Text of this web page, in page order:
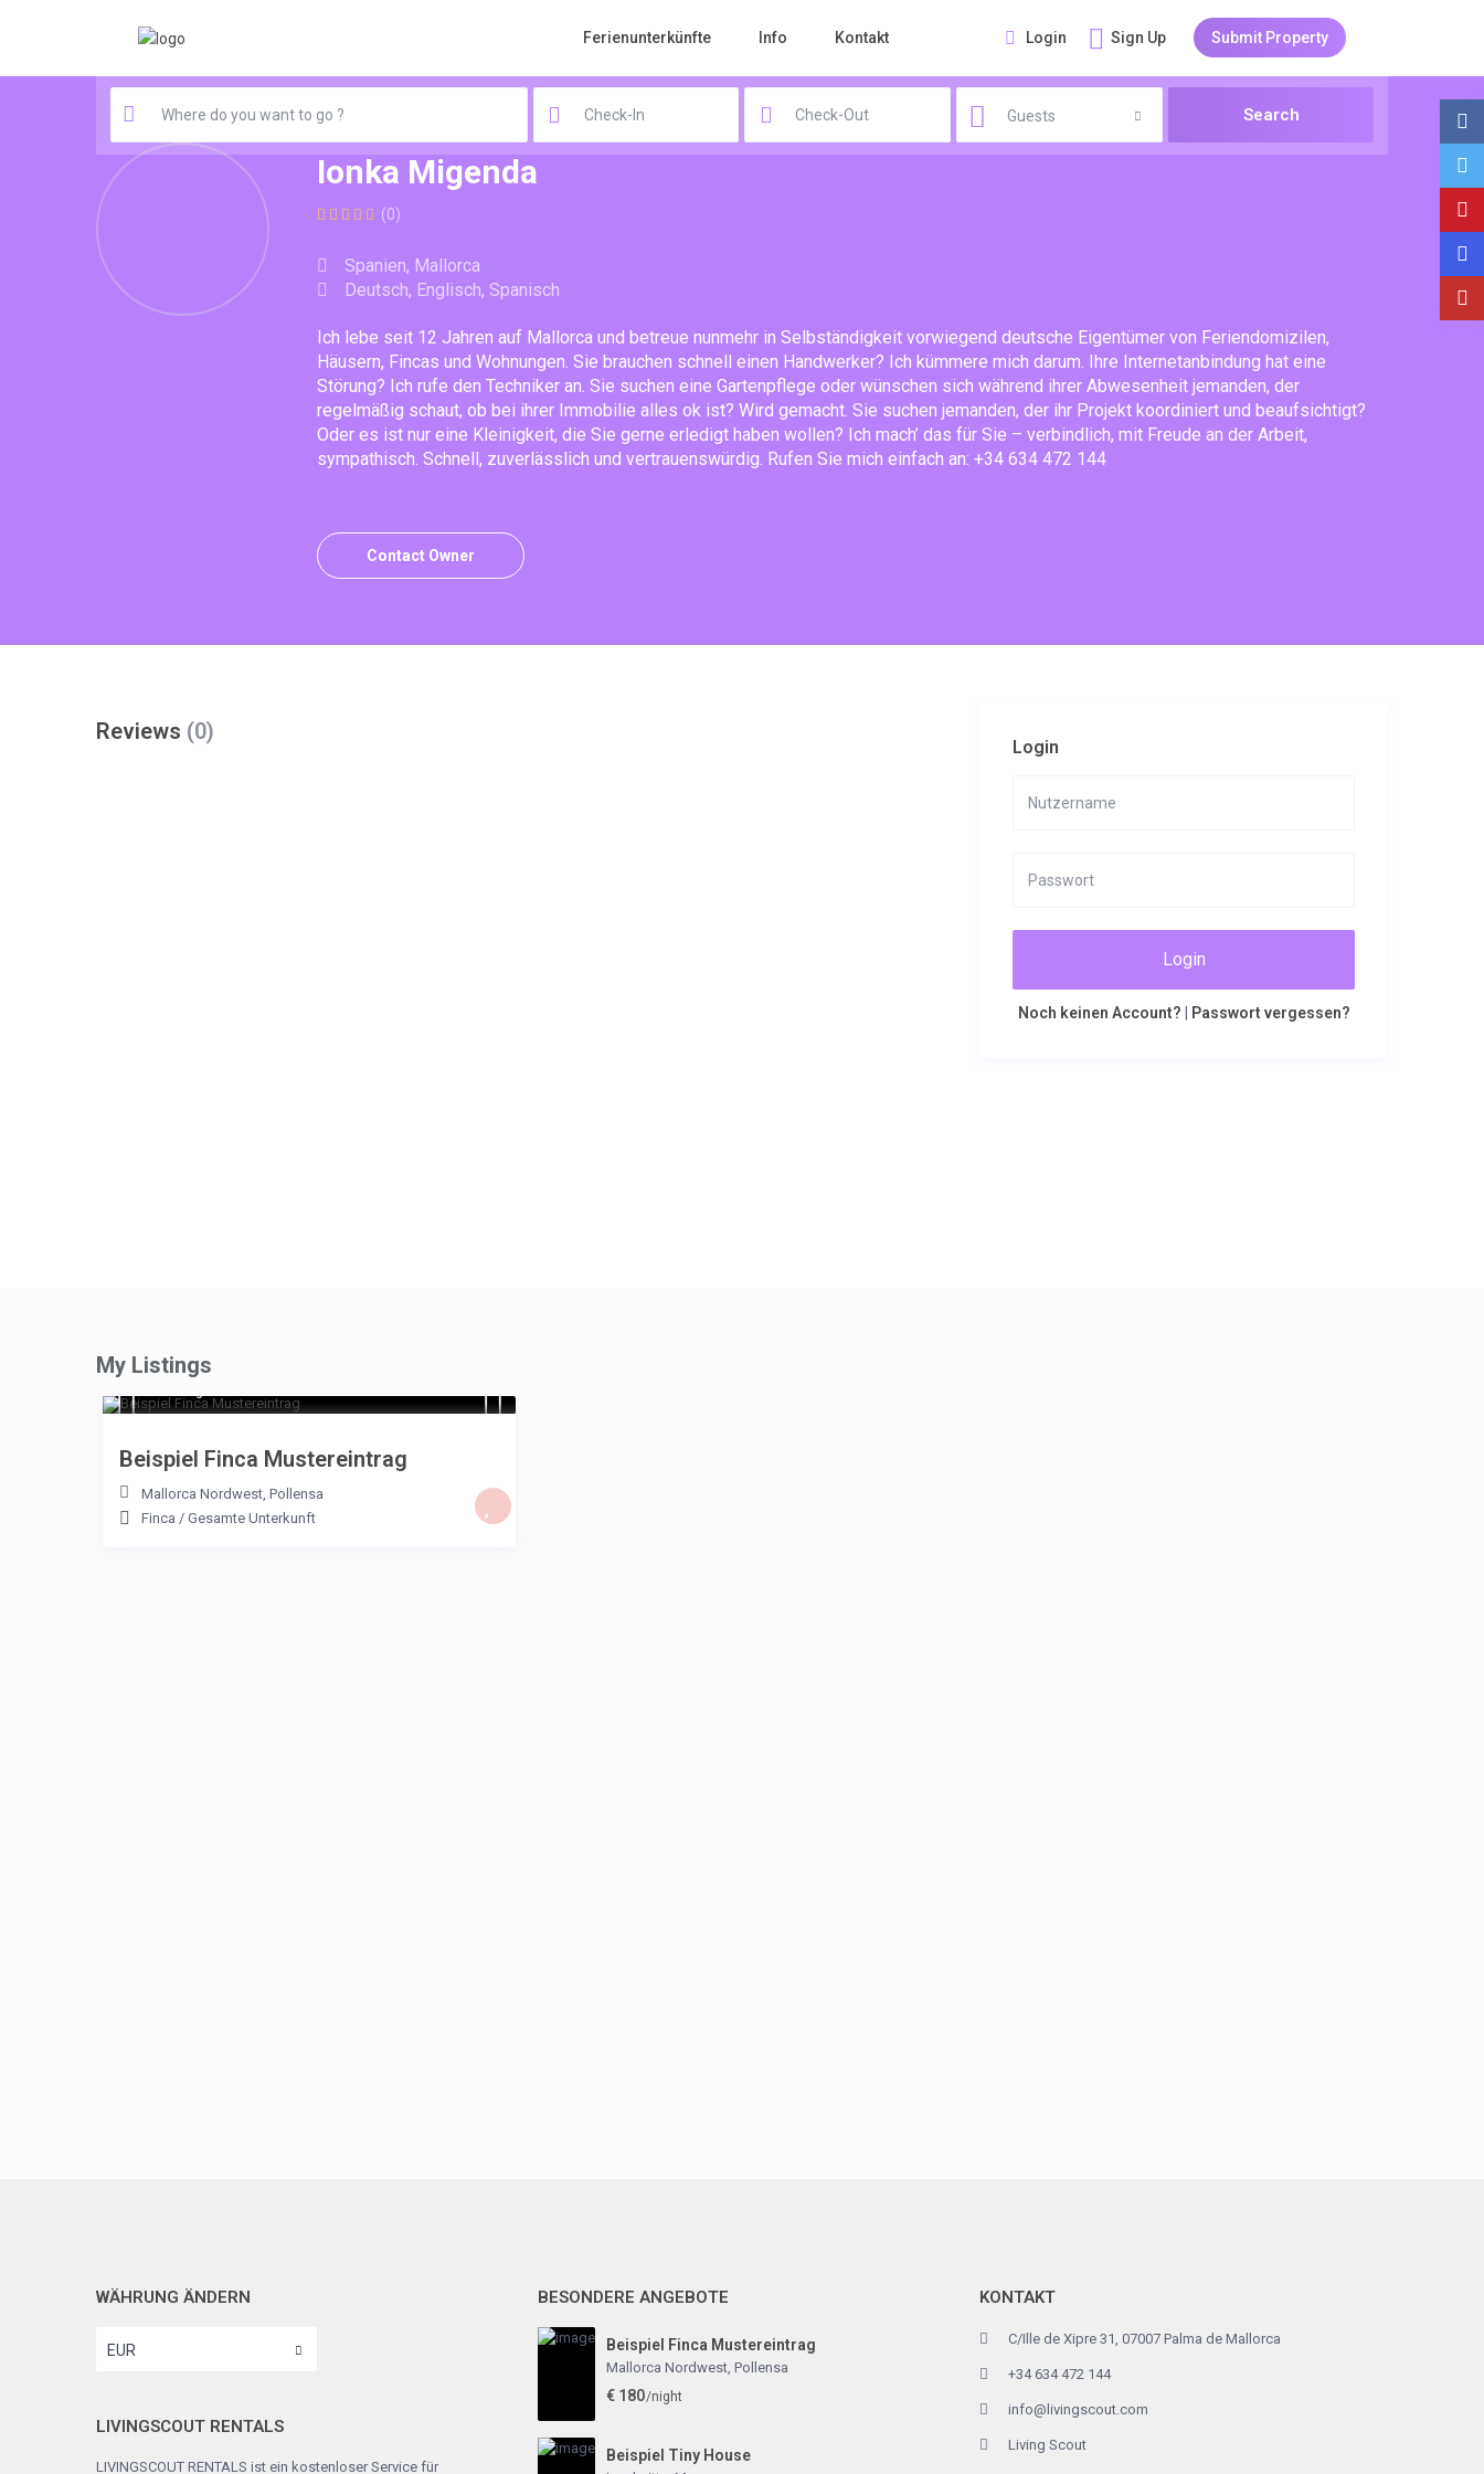
Login Sign Up Submit Property
Ferienunterkünfte Info Kontakt
Guests
Ionka Migenda
(0)
Spanien, Mallorca
Deutsch, Englisch, Spanisch
Ich lebe seit 12 Jahren auf Mallorca und betreue nunmehr in Selbständigkeit vorwiegend deutsche Eigentümer von Feriendomizilen,
Häusern, Fincas und Wohnungen. Sie brauchen schnell einen Handwerker? Ich kümmere mich darum. Ihre Internetanbindung hat eine
Störung? Ich rufe den Techniker an. Sie suchen eine Gartenpflege oder wünschen sich während ihrer Abwesenheit jemanden, der
regelmäßig schaut, ob bei ihrer Immobilie alles ok ist? Wird gemacht. Sie suchen jemanden, der ihr Projekt koordiniert und beaufsichtigt?
Oder es ist nur eine Kleinigkeit, die Sie gerne erledigt haben wollen? Ich mach’ das für Sie – verbindlich, mit Freude an der Arbeit,
sympathisch. Schnell, zuverlässlich und vertrauenswürdig. Rufen Sie mich einfach an: +34 634 472 144
Contact Owner
Reviews (0)
Login
Login
Noch keinen Account? Passwort vergessen?
My Listings
Beispiel Finca Mustereintrag
Mallorca Nordwest, Pollensa
Finca / Gesamte Unterkunft
WÄHRUNG ÄNDERN
EUR
LIVINGSCOUT RENTALS
LIVINGSCOUT RENTALS ist ein kostenloser Service für
BESONDERE ANGEBOTE
Beispiel Finca Mustereintrag
Mallorca Nordwest, Pollensa
€ 180/night
Beispiel Tiny House
KONTAKT
C/Ille de Xipre 31, 07007 Palma de Mallorca
+34 634 472 144
info@livingscout.com
Living Scout